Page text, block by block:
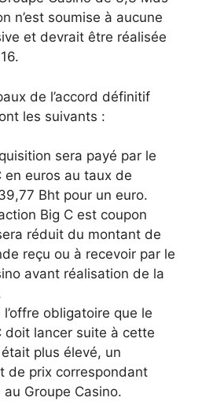
n’est soumise à aucune
et devrait être réalisée
de l’accord définitif
les suivants :
sera payé par le
en euros au taux de
Bht pour un euro.
Big C est coupon
réduit du montant de
reçu ou à recevoir par le
avant réalisation de la
obligatoire que le
doit lancer suite à cette
plus élevé, un
de prix correspondant
Groupe Casino.